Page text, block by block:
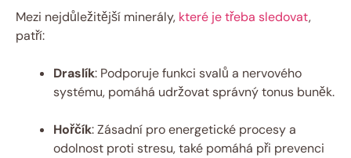
Mezi nejdůležitější minerály, které je třeba sledovat,
patří:
Draslík: Podporuje funkci svalů a nervového
systému, pomáhá udržovat správný tonus buněk.
Hořčík: Zásadní pro energetické procesy a
odolnost proti stresu, také pomáhá při prevenci